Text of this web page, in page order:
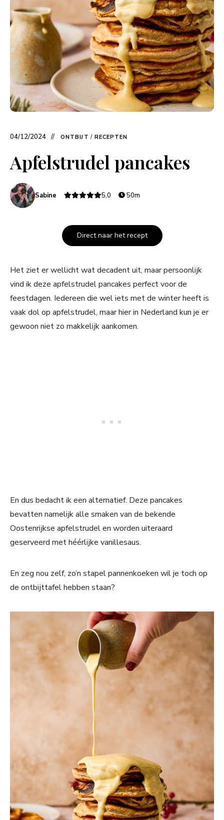
04/12/2024 ONTBIJT / RECEPTEN
Apfelstrudel pancakes
Sabine 5,0 50m
Direct naar het recept
Het ziet er wellicht wat decadent uit, maar persoonlijk
vind ik deze apfelstrudel pancakes perfect voor de
feestdagen. Iedereen die wel iets met de winter heeft is
vaak dol op apfelstrudel, maar hier in Nederland kun je er
gewoon niet zo makkelijk aankomen.
En dus bedacht ik een alternatief. Deze pancakes
bevatten namelijk alle smaken van de bekende
Oostenrijkse apfelstrudel en worden uiteraard
geserveerd met héérlijke vanillesaus.
En zeg nou zelf, zo’n stapel pannenkoeken wil je toch op
de ontbijttafel hebben staan?